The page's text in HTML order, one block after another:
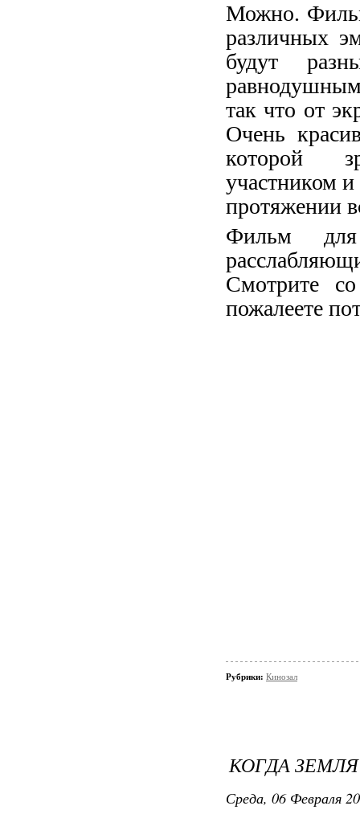
Можно.
различных
будут
так что от
Очень
которой
участником и
протяжении
Фильм
Смотрите
пожалеете
Рубрики: Кинозал
КОГДА
Среда, 06 Февраля